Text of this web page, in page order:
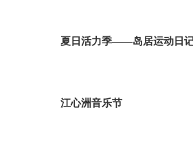
夏日活力季——岛居运动日
江心洲音乐节